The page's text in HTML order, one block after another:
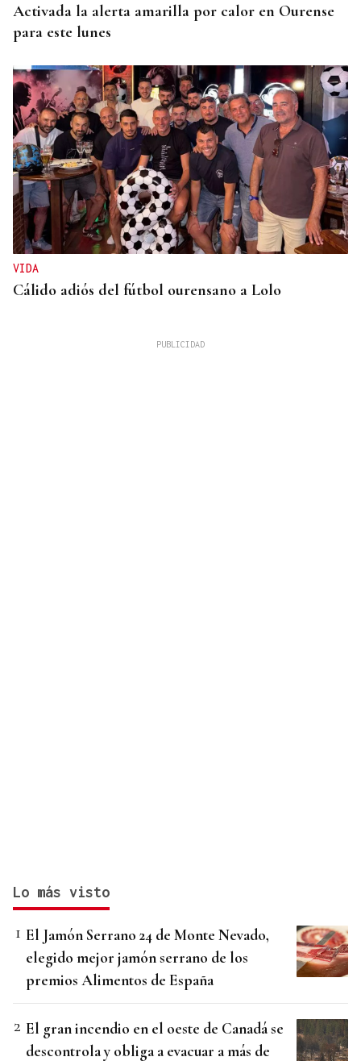
Activada la alerta amarilla por calor en Ourense
para este lunes
VIDA
Cálido adiós del fútbol ourensano a Lolo
Lo más visto
El Jamón Serrano 24 de Monte Nevado,
elegido mejor jamón serrano de los
premios Alimentos de España
El gran incendio en el oeste de Canadá se
descontrola y obliga a evacuar a más de